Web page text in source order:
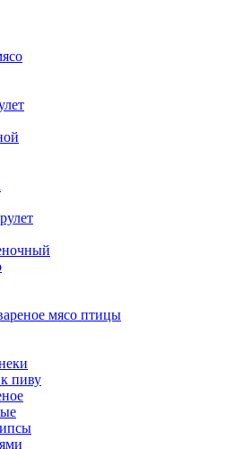
мясо птицы
пиву